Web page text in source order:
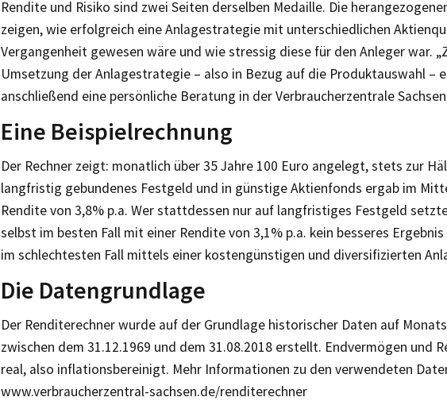
Rendite und Risiko sind zwei Seiten derselben Medaille. Die
zeigen, wie erfolgreich eine Anlagestrategie mit unterschiedlichen
Vergangenheit gewesen wäre und wie stressig diese für den Anleger war.
Umsetzung der Anlagestrategie – also in Bezug auf die Produktauswahl –
anschließend eine persönliche Beratung in der Verbraucherzentrale
Eine Beispielrechnung
Der Rechner zeigt: monatlich über 35 Jahre 100 Euro angelegt, stets zur
langfristig gebundenes Festgeld und in günstige Aktienfonds ergab im
Rendite von 3,8% p.a. Wer stattdessen nur auf langfristiges Festgeld
selbst im besten Fall mit einer Rendite von 3,1% p.a. kein besseres
im schlechtesten Fall mittels einer kostengünstigen und diversifizierten
Die Datengrundlage
Der Renditerechner wurde auf der Grundlage historischer Daten auf
zwischen dem 31.12.1969 und dem 31.08.2018 erstellt. Endvermögen und
real, also inflationsbereinigt. Mehr Informationen zu den verwendeten
www.verbraucherzentral-sachsen.de/renditerechner